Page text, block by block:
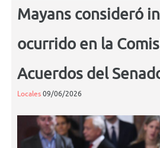
Mayans consideró
ocurrido en la
Acuerdos del
Locales09/06/2026